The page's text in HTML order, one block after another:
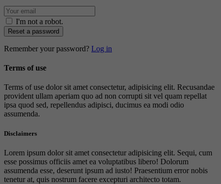
I'm not a robot.
Reset a password
Remember your password? Log in
Terms of use
Terms of use dolor sit amet consectetur, adipisicing elit. Recusandae
provident ullam aperiam quo ad non corrupti sit vel quam repellat
ipsa quod sed, repellendus adipisci, ducimus ea modi odio
assumenda.
Disclaimers
Lorem ipsum dolor sit amet consectetur adipisicing elit. Sequi, cum
esse possimus officiis amet ea voluptatibus libero! Dolorum
assumenda esse, deserunt ipsum ad iusto! Praesentium error nobis
tenetur at, quis nostrum facere excepturi architecto totam.